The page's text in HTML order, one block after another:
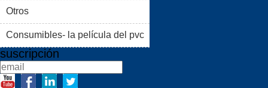
(II)
Otros
Consumibles- la película del pvc
suscripción